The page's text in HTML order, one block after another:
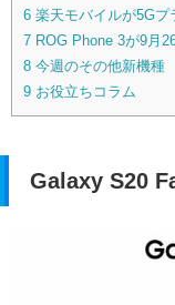
6 楽天モバイルが5Gプ
7 ROG Phone 3が9月
8 今週のその他新機種
9 お役立ちコラム
Galaxy S20